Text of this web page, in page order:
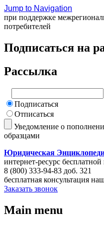
Jump to Navigation
при поддержке
потребителей
Подписаться на
Рассылка
Подписаться
Отписаться
Уведомление о
образцами
Юридическая
интернет-ресурс
8 (800) 333-94-83 доб. 321
бесплатная консультация
Заказать звонок
Main menu